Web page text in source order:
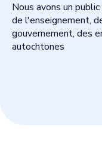
Nous avons un
de l'enseignement,
gouvernement, des
autochtones